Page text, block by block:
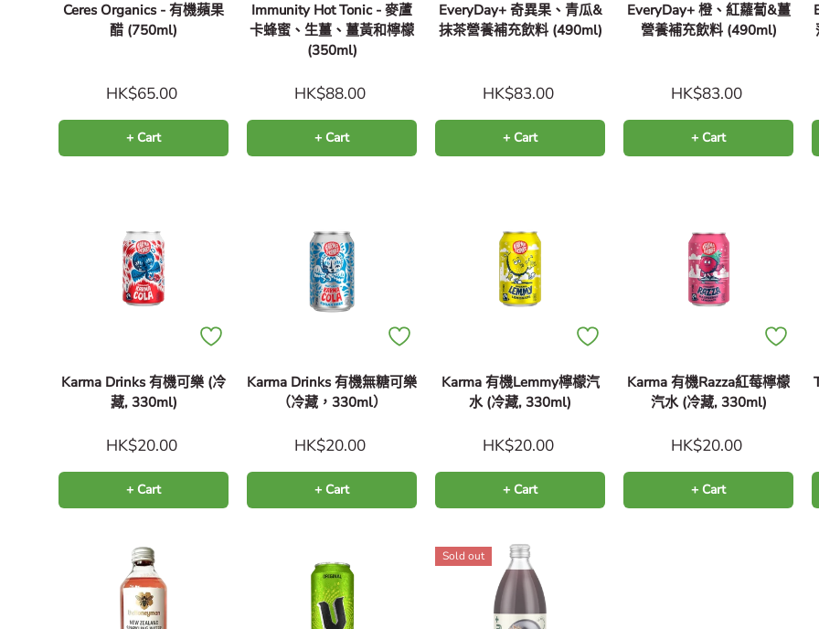
Ceres Organics - 有機蘋果
醋 (750ml)
HK$65.00
+ Cart
Immunity Hot Tonic - 麥蘆
卡蜂蜜、生薑、薑黃和檸檬
(350ml)
HK$88.00
+ Cart
EveryDay+ 奇異果、青瓜&
抹茶營養補充飲料 (490ml)
HK$83.00
+ Cart
EveryDay+ 橙、紅蘿蔔&薑
營養補充飲料 (490ml)
HK$83.00
+ Cart
Karma Drinks 有機可樂 (冷
藏, 330ml)
HK$20.00
+ Cart
Karma Drinks 有機無糖可樂
（冷藏，330ml）
HK$20.00
+ Cart
Karma 有機Lemmy檸檬汽
水 (冷藏, 330ml)
HK$20.00
+ Cart
Karma 有機Razza紅莓檸檬
汽水 (冷藏, 330ml)
HK$20.00
+ Cart
Sold out